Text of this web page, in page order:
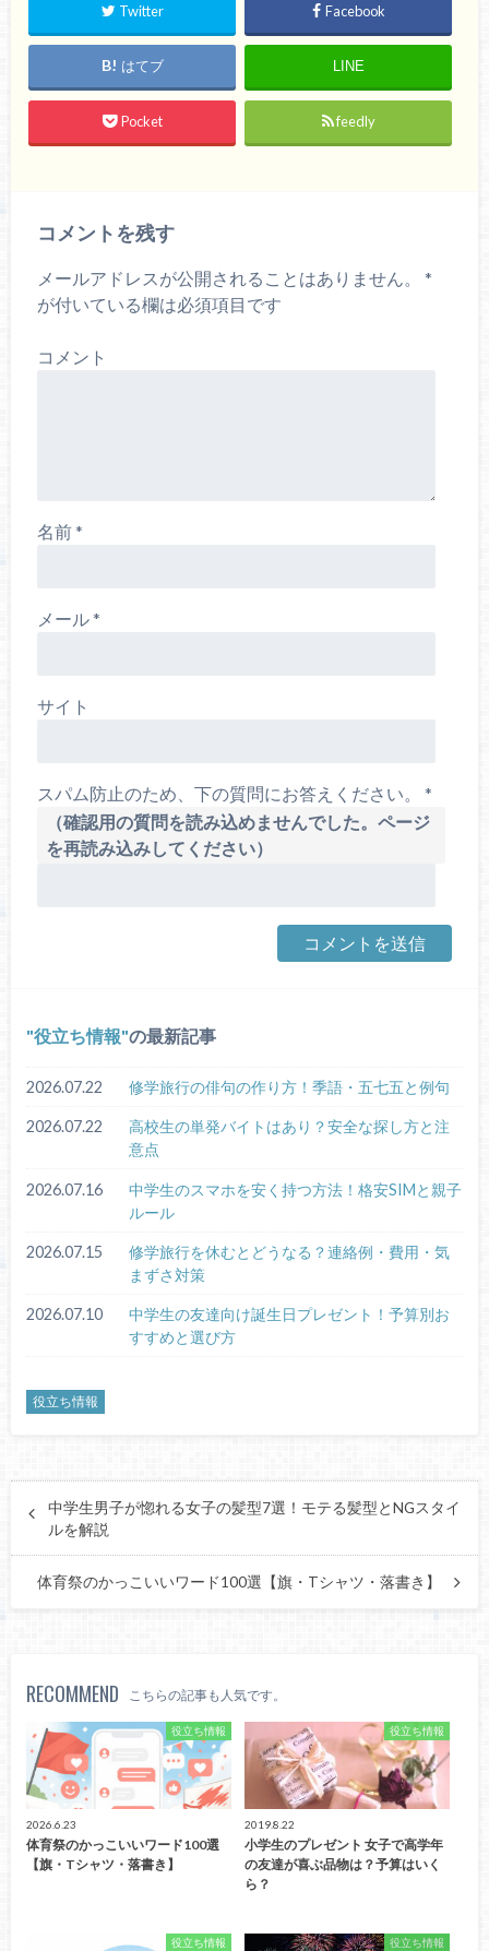
Twitter Facebook
はてブ LINE
Pocket feedly
コメントを残す
メールアドレスが公開されることはありません。
*
が付いている欄は必須項目です
コメント
名前*
メール*
サイト
スパム防止のため、下の質問にお答えください。 *
（確認用の質問を読み込めませんでした。ページ
を再読み込みしてください）
役立ち情報 の最新記事
2026.07.22 修学旅行の俳句の作り方！季語・五七五と例句
2026.07.22
高校生の単発バイトはあり？安全な探し方と注
意点
2026.07.16
中学生のスマホを安く持つ方法！格安SIMと親子
ルール
2026.07.15
修学旅行を休むとどうなる？連絡例・費用・気
まずさ対策
2026.07.10
中学生の友達向け誕生日プレゼント！予算別お
すすめと選び方
役立ち情報
中学生男子が惚れる女子の髪型7選！モテる髪型とNGスタイ
ルを解説
体育祭のかっこいいワード100選【旗・Tシャツ・落書き】
RECOMMEND こちらの記事も人気です。
役立ち情報
2026.6.23
体育祭のかっこいいワード100選
【旗・Tシャツ・落書き】
役立ち情報
2019.8.22
小学生のプレゼント 女子で高学年
の友達が喜ぶ品物は？予算はいく
ら？
役立ち情報 役立ち情報